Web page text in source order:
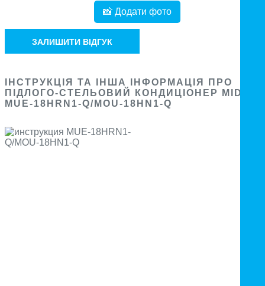
📸 Додати фото
ЗАЛИШИТИ ВІДГУК
ІНСТРУКЦІЯ ТА ІНША ІНФОРМАЦІЯ ПРО
ПІДЛОГО-СТЕЛЬОВИЙ КОНДИЦІОНЕР MIDEA
MUE-18HRN1-Q/MOU-18HN1-Q